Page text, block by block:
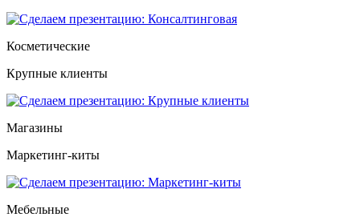
Косметические
Крупные клиенты
Магазины
Маркетинг-киты
Мебельные